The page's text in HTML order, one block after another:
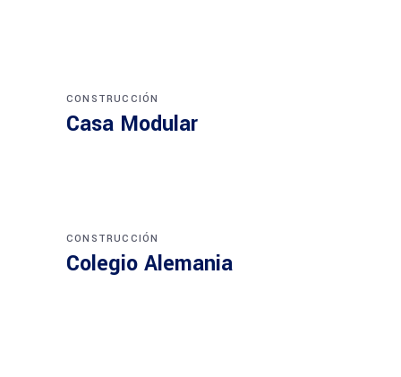
CONSTRUCCIÓN
Casa Modular
CONSTRUCCIÓN
Colegio Alemania